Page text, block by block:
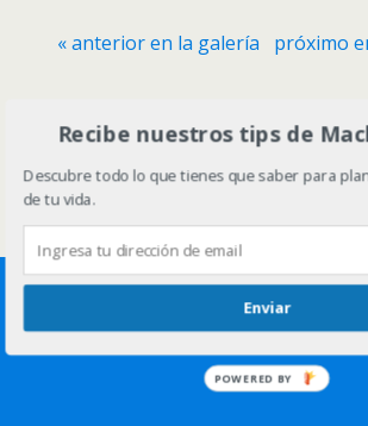
« anterior en la galería próximo
Volver arriba
Móvil
Recibe nuestros tips de
Descubre todo lo que tienes que saber para
de tu vida.
Enviar
POWERED BY